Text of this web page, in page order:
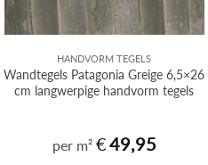
HANDVORM TEGELS
Wandtegels Patagonia Greige 6,5×26
cm langwerpige handvorm tegels
per m² €49,95